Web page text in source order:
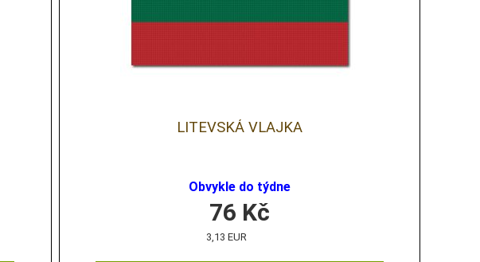
LITEVSKÁ VLAJKA
Obvykle do týdne
76 Kč
3,13 EUR